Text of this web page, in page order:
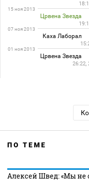
15 ноя 2013
Црвена Звезда
07 ноя 2013
Каха Лаборал
01 ноя 2013
Црвена Звезда
26:22,
ПО ТЕМЕ
Алексей Швед: «Мы не